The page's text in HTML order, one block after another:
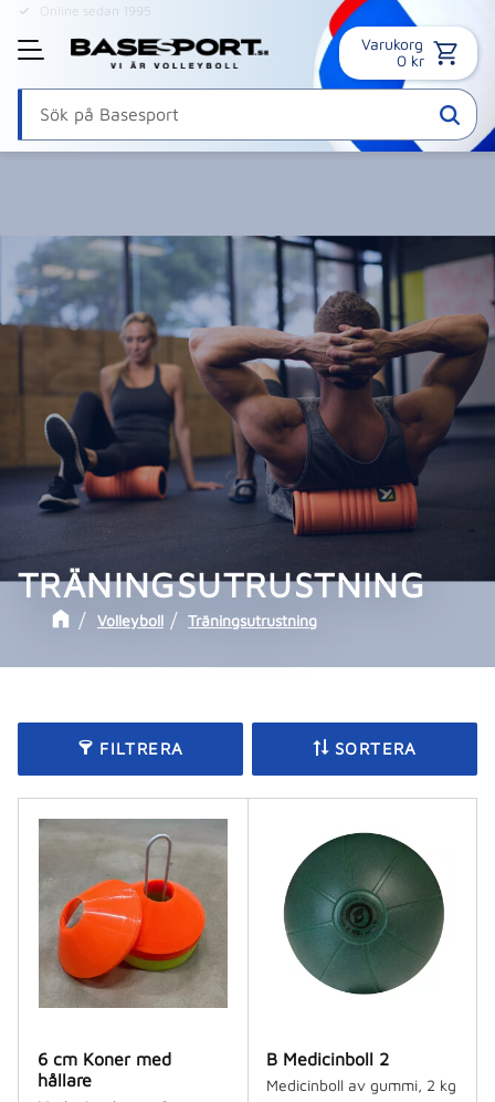
Meny
Online sedan 1995
Varukorg
0 kr
TRÄNINGSUTRUSTNING
Volleyboll Träningsutrustning
FILTRERA SORTERA
6 cm Koner med
hållare
B Medicinboll 2
Medicinboll av gummi, 2 kg